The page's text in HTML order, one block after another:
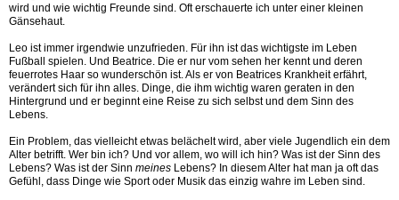
wird und wie wichtig Freunde sind. Oft erschauerte ich unter einer kleinen
Gänsehaut.
Leo ist immer irgendwie unzufrieden. Für ihn ist das wichtigste im Leben
Fußball spielen. Und Beatrice. Die er nur vom sehen her kennt und deren
feuerrotes Haar so wunderschön ist. Als er von Beatrices Krankheit erfährt,
verändert sich für ihn alles. Dinge, die ihm wichtig waren geraten in den
Hintergrund und er beginnt eine Reise zu sich selbst und dem Sinn des
Lebens.
Ein Problem, das vielleicht etwas belächelt wird, aber viele Jugendlich ein dem
Alter betrifft. Wer bin ich? Und vor allem, wo will ich hin? Was ist der Sinn des
Lebens? Was ist der Sinn meines Lebens? In diesem Alter hat man ja oft das
Gefühl, dass Dinge wie Sport oder Musik das einzig wahre im Leben sind.